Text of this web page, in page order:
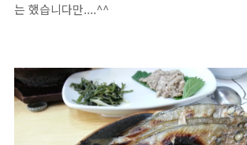
는 했습니다만....^^